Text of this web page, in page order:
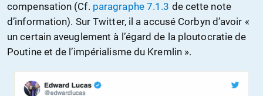
compensation (Cf. paragraphe 7.1.3 de cette note
d’information). Sur Twitter, il a accusé Corbyn d’avoir «
un certain aveuglement à l’égard de la ploutocratie de
Poutine et de l’impérialisme du Kremlin ».